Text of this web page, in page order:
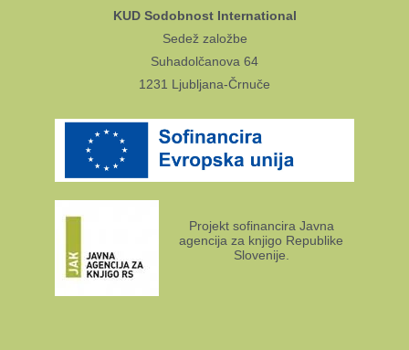
KUD Sodobnost International
Sedež založbe
Suhadolčanova 64
1231 Ljubljana-Črnuče
Projekt sofinancira Javna
agencija za knjigo Republike
Slovenije.